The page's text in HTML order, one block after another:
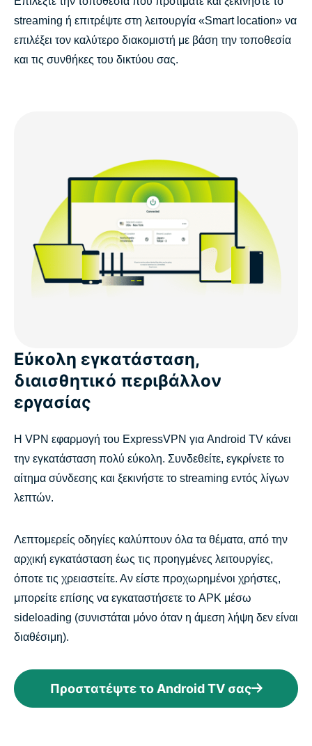
streaming ή επιτρέψτε στη λειτουργία «Smart location» να
επιλέξει τον καλύτερο διακομιστή με βάση την τοποθεσία
και τις συνθήκες του δικτύου σας.
Εύκολη εγκατάσταση,
διαισθητικό περιβάλλον
εργασίας
Η VPN εφαρμογή του ExpressVPN για Android TV κάνει
την εγκατάσταση πολύ εύκολη. Συνδεθείτε, εγκρίνετε το
αίτημα σύνδεσης και ξεκινήστε το streaming εντός λίγων
λεπτών.
Λεπτομερείς οδηγίες καλύπτουν όλα τα θέματα, από την
αρχική εγκατάσταση έως τις προηγμένες λειτουργίες,
όποτε τις χρειαστείτε. Αν είστε προχωρημένοι χρήστες,
μπορείτε επίσης να εγκαταστήσετε το APK μέσω
sideloading (συνιστάται μόνο όταν η άμεση λήψη δεν είναι
διαθέσιμη).
Προστατέψτε το Android TV σας